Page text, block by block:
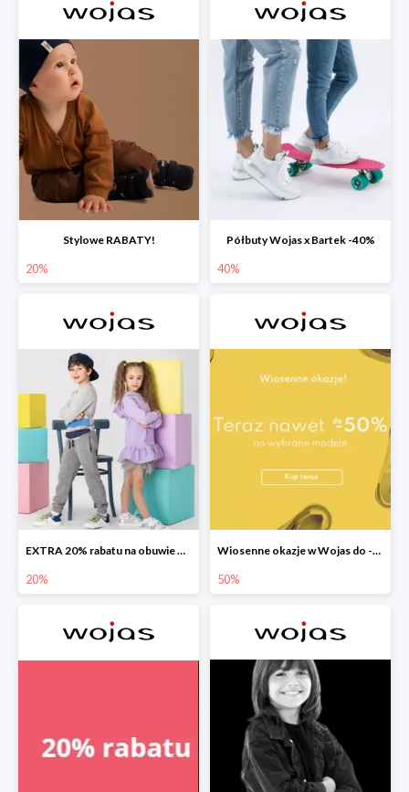
Stylowe RABATY!
20%
Półbuty Wojas x Bartek -40%
40%
EXTRA 20% rabatu na obuwie Bartek w Wojas
20%
Wiosenne okazje w Wojas do -50%
50%